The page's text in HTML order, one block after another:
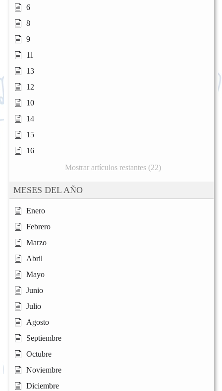
6
8
9
11
13
12
10
14
15
16
Mostrar artículos restantes (22)
MESES DEL AÑO
Enero
Febrero
Marzo
Abril
Mayo
Junio
Julio
Agosto
Septiembre
Octubre
Noviembre
Diciembre